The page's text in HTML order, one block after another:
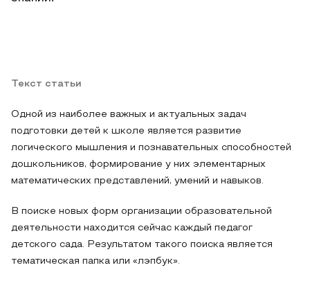
Текст статьи
Одной из наиболее важных и актуальных задач
подготовки детей к школе является развитие
логического мышления и познавательных способностей
дошкольников, формирование у них элементарных
математических представлений, умений и навыков.
В поиске новых форм организации образовательной
деятельности находится сейчас каждый педагог
детского сада. Результатом такого поиска является
тематическая папка или «лэпбук».